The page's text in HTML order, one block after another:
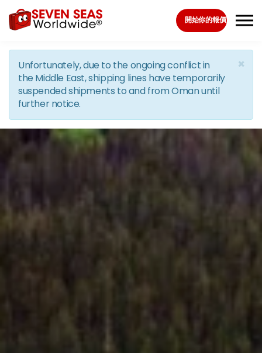
Skip to the content
開始你的報價
×
Unfortunately, due to the ongoing conflict in
the Middle East, shipping lines have temporarily
suspended shipments to and from Oman until
further notice.